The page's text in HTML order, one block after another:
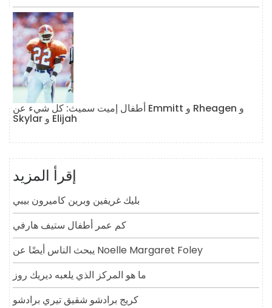
أطفال إميت سميث: كل شيء عن Emmitt و Rheagen و
Skylar و Elijah
إقرأ المزيد
بليك غريفين وبرين كاميرون بيبي
كم عمر أطفال ستيف هارفي
يبحث الناس أيضًا عن Noelle Margaret Foley
ما هو المركز الذي يلعبه ديريك روز
كريج برادشو شقيق تيري برادشو